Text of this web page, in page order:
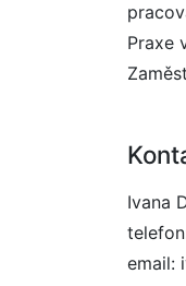
Praxe
Ivana
email: